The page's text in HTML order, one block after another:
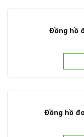
Đồng hồ
Đồng hồ